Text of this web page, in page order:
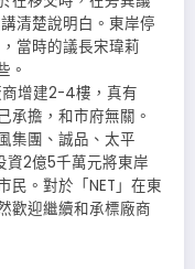
清楚說明白。東岸停
當時的議長宋瑋莉
。
增建2-4樓，真有
承擔，和市府無關。
集團、誠品、太平
資2億5千萬元將東岸
民。對於「NET」在東
歡迎繼續和承標廠商